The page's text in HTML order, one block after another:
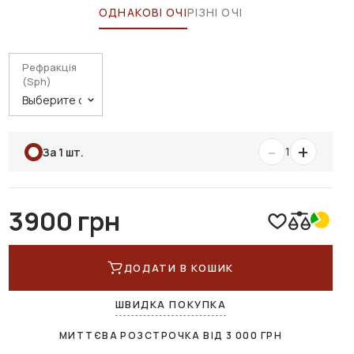
ОДНАКОВІ ОЧІРІЗНІ ОЧІ
Рефракція
(Sph)
За 1 шт. - 1 +
3900 грн
ДОДАТИ В КОШИК
ШВИДКА ПОКУПКА
МИТТЄВА РОЗСТРОЧКА ВІД 3 000 ГРН